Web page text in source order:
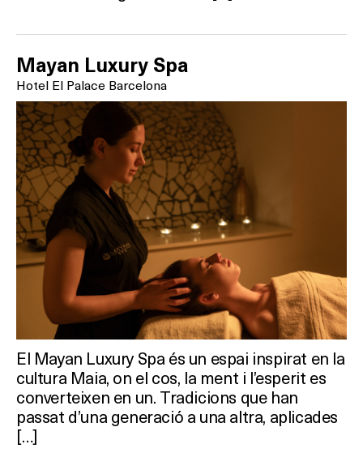
Mayan Luxury Spa
Hotel El Palace Barcelona
El Mayan Luxury Spa és un espai inspirat en la
cultura Maia, on el cos, la ment i l’esperit es
converteixen en un. Tradicions que han
passat d’una generació a una altra, aplicades
[…]